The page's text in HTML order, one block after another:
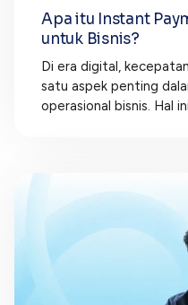
Apa itu Instant
untuk Bisnis?
Di era digital,
satu aspek penting
operasional bisnis. Hal